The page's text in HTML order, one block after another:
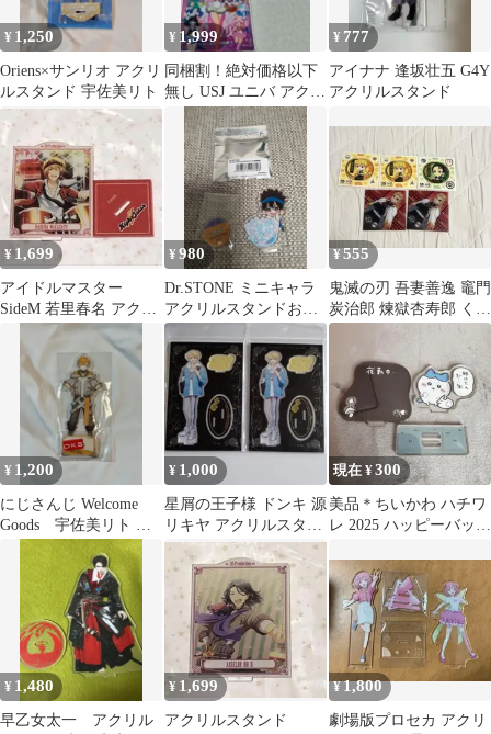
¥ 1,250
Oriens×サンリオ アクリ
ルスタンド 宇佐美リト
¥ 1,999
同梱割！絶対価格以下
無し USJ ユニバ アクス
タ チャーム ちびうさ
プルート
¥ 777
アイナナ 逢坂壮五 G4Y
アクリルスタンド
¥ 1,699
アイドルマスター
SideM 若里春名 アクリ
ルスタンド
¥980
Dr.STONE ミニキャラ
アクリルスタンドお茶
会
¥555
鬼滅の刃 吾妻善逸 竈門
炭治郎 煉獄杏寿郎 くら
寿司 ステッカー
¥ 1,200
にじさんじ Welcome
Goods 宇佐美リト ア
¥ 1,000
星屑の王子様 ドンキ 源
リキヤ アクリルスタン
ド アクスタ 2点セット
現在 ¥300
美品＊ちいかわ ハチワ
レ 2025 ハッピーバッグ
¥ 1,480
早乙女太一 アクリル
¥ 1,699
アクリルスタンド
¥1,800
劇場版プロセカ アクリ